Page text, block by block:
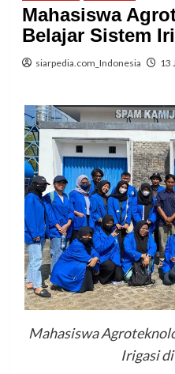
Mahasiswa
Belajar Sistem
siarpedia.com_Indonesia 13
Mahasiswa
Irigasi